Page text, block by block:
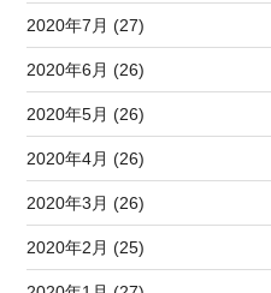
2020年7月 (27)
2020年6月 (26)
2020年5月 (26)
2020年4月 (26)
2020年3月 (26)
2020年2月 (25)